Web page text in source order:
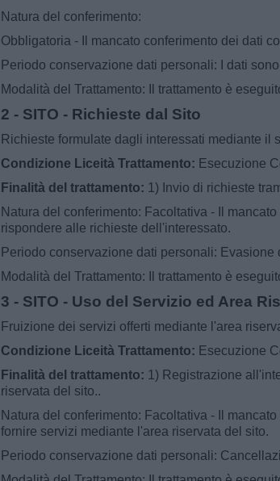
Natura del conferimento:
Obbligatoria - Il mancato conferimento dei dati
Periodo conservazione dati personali: I dati
Modalità del Trattamento: Il trattamento è
2 - SITO - Richieste dal Sito
Richieste formulate dagli interessati mediante il
Condizione Liceità Trattamento: Esecuzione
Finalità del trattamento: 1) Invio di richieste
Natura del conferimento: Facoltativa - Il
rispondere alle richieste dell'interessato.
Periodo conservazione dati personali: Evasione
Modalità del Trattamento: Il trattamento è
3 - SITO - Uso del Servizio ed Area
Fruizione dei servizi offerti mediante l'area
Condizione Liceità Trattamento: Esecuzione
Finalità del trattamento: 1) Registrazione
riservata del sito..
Natura del conferimento: Facoltativa - Il
fornire servizi mediante l'area riservata del sito.
Periodo conservazione dati personali: